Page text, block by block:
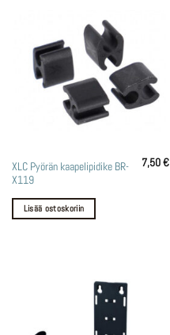
XLC Pyörän kaapelipidike BR-
X119
7,50€
Lisää ostoskoriin